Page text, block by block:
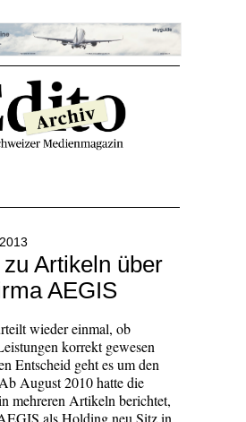
Artikeln über
AEGIS
wieder einmal, ob
korrekt gewesen
Entscheid geht es um den
August 2010 hatte die
mehreren Artikeln berichtet,
als Holding neu Sitz in